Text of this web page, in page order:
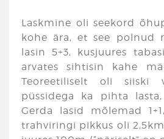
Laskmine oli seekord
kohe ära, et see polnud
lasin 5+3, kusjuures
arvates sihtisin kahe
Teoreetiliselt oli siiski
püssidega ka pihta
Gerda lasid mõlemad
trahviringi pikkus oli